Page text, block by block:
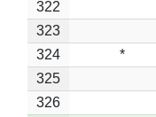
322
323
324
*
325
326